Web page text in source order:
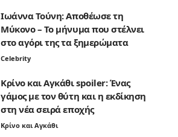
Ιωάννα Τούνη: Αποθέωσε τη
Μύκονο – Το μήνυμα που στέλνει
στο αγόρι της τα ξημερώματα
Celebrity
Κρίνο και Αγκάθι spoiler: Ένας
γάμος με τον θύτη και η εκδίκηση
στη νέα σειρά εποχής
Κρίνο και Αγκάθι